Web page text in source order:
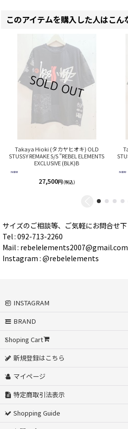
このアイテムを購入した人はこん
Takaya Hioki (タカヤヒオキ) OLD
STUSSY REMAKE S/S "REBEL ELEMENTS
EXCLUSIVE (BLK)B
27,500円 (税込)
サイズのご相談等、ご気軽にお問合せ下
Tel : 092-713-2260
Mail : rebelelements2007@gmail.com
Instagram : @rebelelements
INSTAGRAM
BRAND
Shoping Cart
新規登録はこちら
マイページ
特定商取引法表示
Shopping Guide